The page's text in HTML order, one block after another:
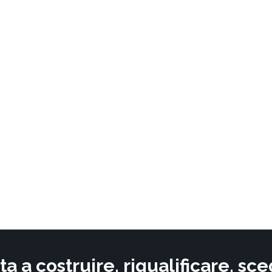
a costruire, riqualificare,